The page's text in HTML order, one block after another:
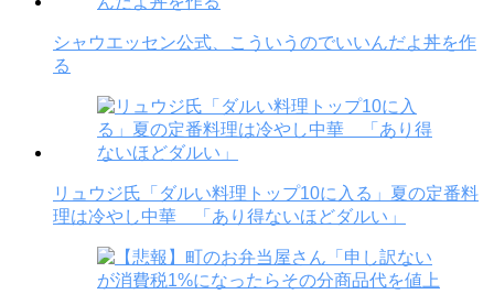
シャウエッセン公式、こういうのでいいんだよ丼を作
る
リュウジ氏「ダルい料理トップ10に入る」夏の定番料
理は冷やし中華 「あり得ないほどダルい」